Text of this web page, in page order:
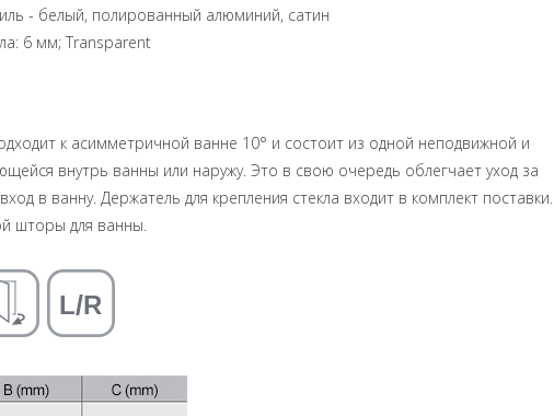
- белый, полированный алюминий, сатин
6 мм; Transparent
к асимметричной ванне 10° и состоит из одной неподвижной и
внутрь ванны или наружу. Это в свою очередь облегчает уход за
в ванну. Держатель для крепления стекла входит в комплект поставки.
шторы для ванны.